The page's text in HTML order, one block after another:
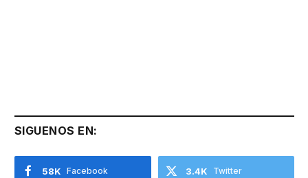
SIGUENOS EN:
Facebook
58K Twitter
3.4K